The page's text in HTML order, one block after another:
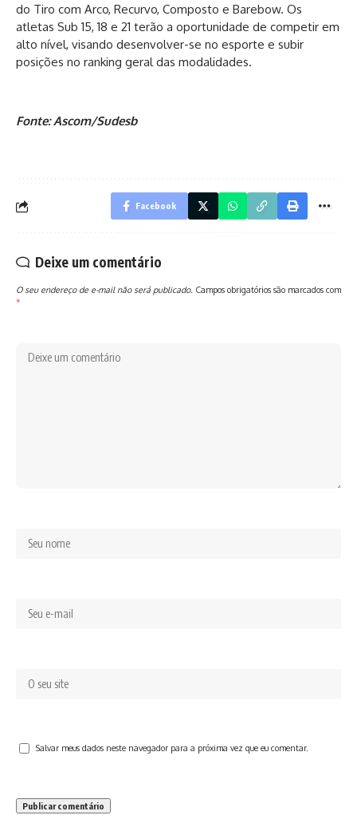
do Tiro com Arco, Recurvo, Composto e Barebow. Os
atletas Sub 15, 18 e 21 terão a oportunidade de competir em
alto nível, visando desenvolver-se no esporte e subir
posições no ranking geral das modalidades.
Fonte: Ascom/Sudesb
Facebook
Deixe um comentário
O seu endereço de e-mail não será publicado. Campos obrigatórios são marcados com
*
Salvar meus dados neste navegador para a próxima vez que eu comentar.